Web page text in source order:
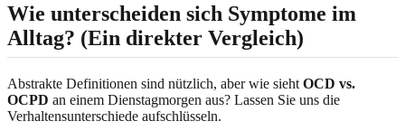
Wie unterscheiden sich Symptome im
Alltag? (Ein direkter Vergleich)
Abstrakte Definitionen sind nützlich, aber wie sieht OCD vs.
OCPD an einem Dienstagmorgen aus? Lassen Sie uns die
Verhaltensunterschiede aufschlüsseln.